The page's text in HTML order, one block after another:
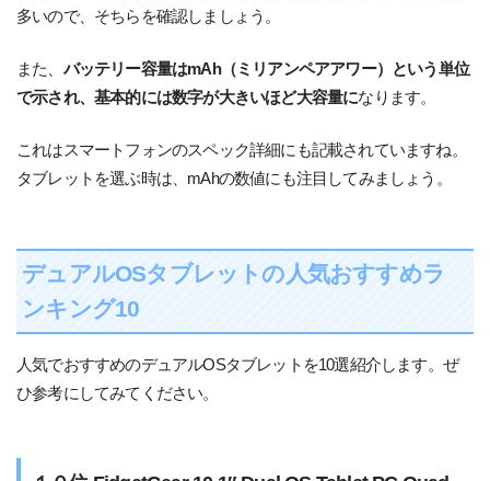
多いので、そちらを確認しましょう。
また、 バッテリー容量はmAh（ミリアンペアアワー）という単位
で示され、基本的には数字が大きいほど大容量になります。
これはスマートフォンのスペック詳細にも記載されていますね。
タブレットを選ぶ時は、mAhの数値にも注目してみましょう。
デュアルOSタブレットの人気おすすめラ
ンキング10
人気でおすすめのデュアルOSタブレットを10選紹介します。ぜ
ひ参考にしてみてください。